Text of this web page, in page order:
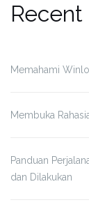
Recent
Memahami
Membuka
Panduan
dan Dilakukan